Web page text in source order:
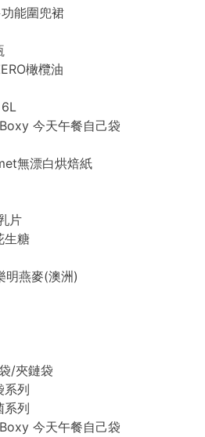
能圍兜裙
橄欖油
今天午餐自己袋
無漂白烘焙紙
片
生糖
明燕麥(澳洲)
/夾鏈袋
系列
系列
今天午餐自己袋